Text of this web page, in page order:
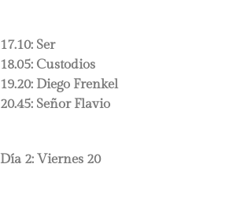
17.10: Ser
18.05: Custodios
19.20: Diego Frenkel
20.45: Señor Flavio
Día 2: Viernes 20